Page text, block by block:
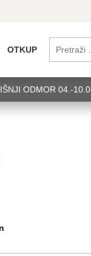
OTKUP
ODMOR 04.-